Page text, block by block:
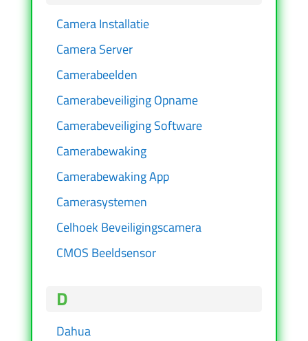
Camera Installatie
Camera Server
Camerabeelden
Camerabeveiliging Opname
Camerabeveiliging Software
Camerabewaking
Camerabewaking App
Camerasystemen
Celhoek Beveiligingscamera
CMOS Beeldsensor
D
Dahua